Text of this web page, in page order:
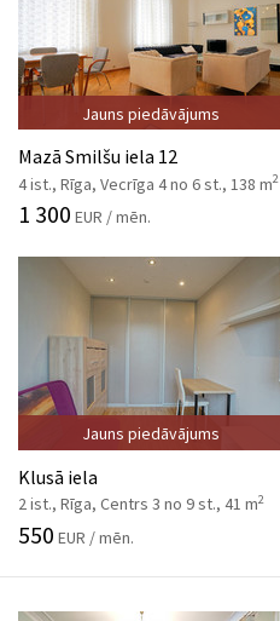
Jauns piedāvājums
Mazā Smilšu iela 12
4 ist., Rīga, Vecrīga 4 no 6 st., 138 m2
1 300 EUR / mēn.
Jauns piedāvājums
Klusā iela
2 ist., Rīga, Centrs 3 no 9 st., 41 m2
550 EUR / mēn.